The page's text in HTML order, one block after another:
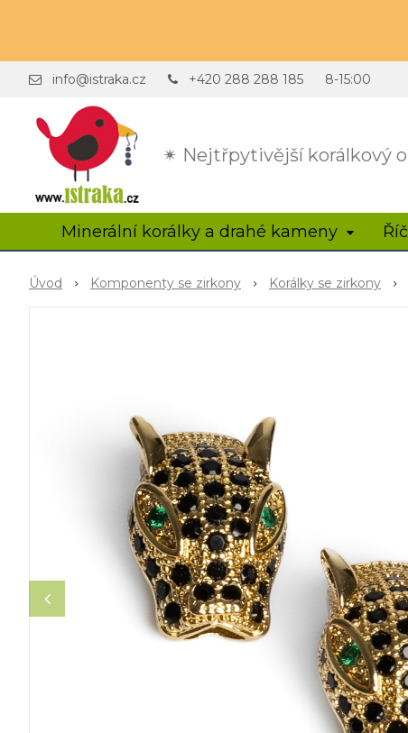
✴ Nejtřpytivější korálkový
info@istraka.cz +420 288 288 185 8-15:00
Minerální korálky a drahé kameny
Úvod Komponenty se zirkony Korálky se zirkony